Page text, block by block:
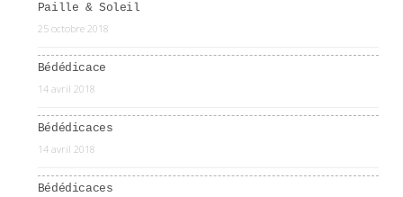
Paille & Soleil
25 octobre 2018
Bédédicace
14 avril 2018
Bédédicaces
14 avril 2018
Bédédicaces